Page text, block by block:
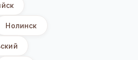
Нолинск